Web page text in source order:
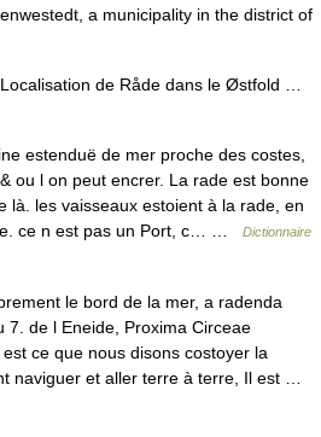
a municipality in the district of
de Råde dans le Østfold …
estenduë de mer proche des costes,
ou l on peut encrer. La rade est bonne
là. les vaisseaux estoient à la rade, en
ce n est pas un Port, c… …
Dictionnaire
le bord de la mer, a radenda
7. de l Eneide, Proxima Circeae
ce que nous disons costoyer la
naviguer et aller terre à terre, Il est …